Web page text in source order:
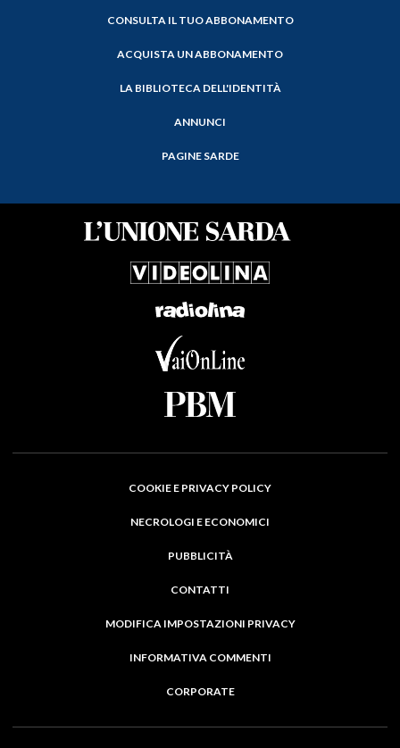
CONSULTA IL TUO ABBONAMENTO
ACQUISTA UN ABBONAMENTO
LA BIBLIOTECA DELL'IDENTITÀ
ANNUNCI
PAGINE SARDE
COOKIE E PRIVACY POLICY
NECROLOGI E ECONOMICI
PUBBLICITÀ
CONTATTI
MODIFICA IMPOSTAZIONI PRIVACY
INFORMATIVA COMMENTI
CORPORATE